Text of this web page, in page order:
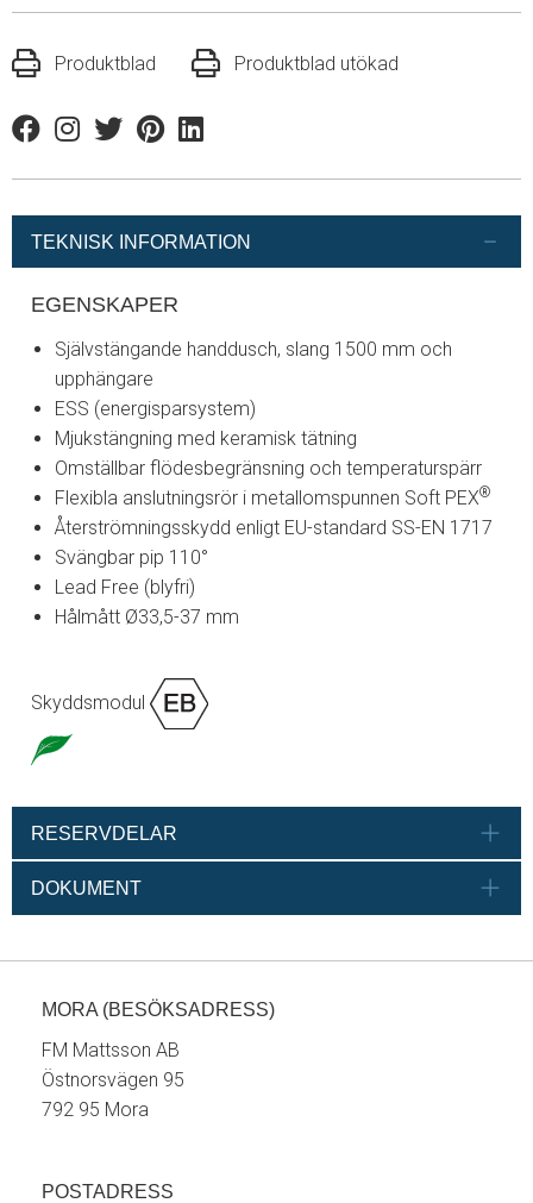
Produktblad Produktblad utökad
FacebookInstagram
TwitterPinterestLinkedin
TEKNISK INFORMATION
EGENSKAPER
Självstängande handdusch, slang 1500 mm och
upphängare
ESS (energisparsystem)
Mjukstängning med keramisk tätning
Omställbar flödesbegränsning och temperaturspärr
Flexibla anslutningsrör i metallomspunnen Soft PEX®
Återströmningsskydd enligt EU-standard SS-EN 1717
Svängbar pip 110°
Lead Free (blyfri)
Hålmått Ø33,5-37 mm
Skyddsmodul
RESERVDELAR
DOKUMENT
MORA (BESÖKSADRESS)
FM Mattsson AB
Östnorsvägen 95
792 95 Mora
POSTADRESS